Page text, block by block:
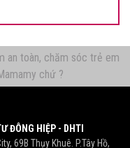
an toàn, chăm sóc trẻ em
chứ ?
ĐÔNG HIỆP - DHTI
69B Thụy Khuê. P.Tây Hồ,